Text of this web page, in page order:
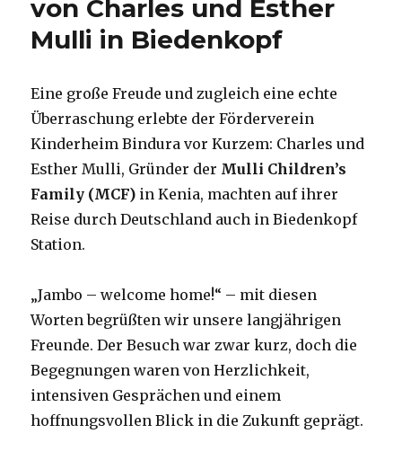
von Charles und Esther
Mulli in Biedenkopf
Eine große Freude und zugleich eine echte
Überraschung erlebte der Förderverein
Kinderheim Bindura vor Kurzem: Charles und
Esther Mulli, Gründer der Mulli Children’s
Family (MCF) in Kenia, machten auf ihrer
Reise durch Deutschland auch in Biedenkopf
Station.
„Jambo – welcome home!“ – mit diesen
Worten begrüßten wir unsere langjährigen
Freunde. Der Besuch war zwar kurz, doch die
Begegnungen waren von Herzlichkeit,
intensiven Gesprächen und einem
hoffnungsvollen Blick in die Zukunft geprägt.